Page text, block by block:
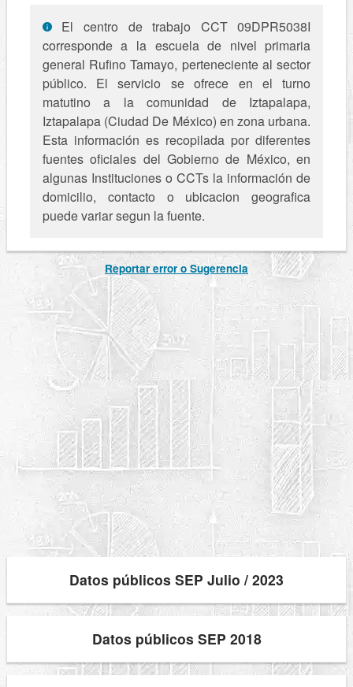
El centro de trabajo CCT 09DPR5038I
corresponde a la escuela de nivel primaria
general Rufino Tamayo, perteneciente al sector
público. El servicio se ofrece en el turno
matutino a la comunidad de Iztapalapa,
Iztapalapa (Ciudad De México) en zona urbana.
Esta información es recopilada por diferentes
fuentes oficiales del Gobierno de México, en
algunas Instituciones o CCTs la información de
domicilio, contacto o ubicacion geografica
puede variar segun la fuente.
Reportar error o Sugerencia
Datos públicos SEP Julio / 2023
Datos públicos SEP 2018